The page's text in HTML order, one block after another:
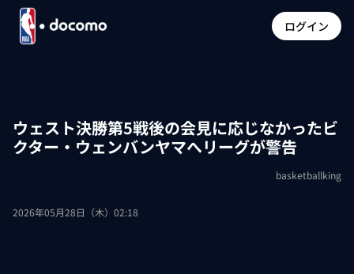
ログイン
ウェスト決勝第5戦後の会見に応じなかったビ
クター・ウェンバンヤマへリーグが警告
basketballking
2026年05月28日（木）02:18